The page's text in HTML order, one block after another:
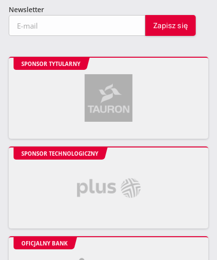
Newsletter
SPONSOR TYTULARNY
SPONSOR TECHNOLOGICZNY
OFICJALNY BANK